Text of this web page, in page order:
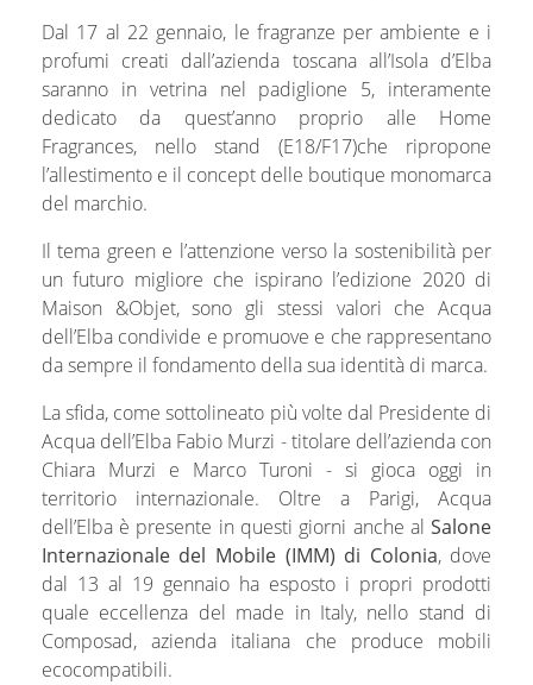
Dal 17 al 22 gennaio, le fragranze per ambiente e i
profumi creati dall’azienda toscana all’Isola d’Elba
saranno in vetrina nel padiglione 5, interamente
dedicato da quest’anno proprio alle Home
Fragrances, nello stand (E18/F17)che ripropone
l’allestimento e il concept delle boutique monomarca
del marchio.
Il tema green e l’attenzione verso la sostenibilità per
un futuro migliore che ispirano l’edizione 2020 di
Maison &Objet, sono gli stessi valori che Acqua
dell’Elba condivide e promuove e che rappresentano
da sempre il fondamento della sua identità di marca.
La sfida, come sottolineato più volte dal Presidente di
Acqua dell’Elba Fabio Murzi - titolare dell’azienda con
Chiara Murzi e Marco Turoni - si gioca oggi in
territorio internazionale. Oltre a Parigi, Acqua
dell’Elba è presente in questi giorni anche alSalone
Internazionale del Mobile (IMM) di Colonia, dove
dal 13 al 19 gennaio ha esposto i propri prodotti
quale eccellenza del made in Italy, nello stand di
Composad, azienda italiana che produce mobili
ecocompatibili.